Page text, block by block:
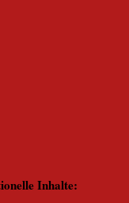
Inhalte: